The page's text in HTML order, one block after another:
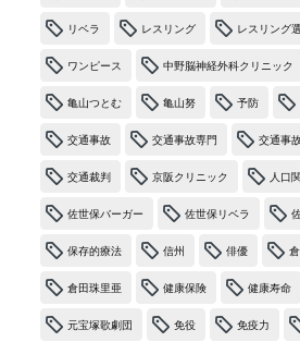
リベラ レスリング レスリング
ワンピース 中野脳神経外科クリニック
亀山つとむ 亀山努 予防
交通事故 交通事故専門 交通事
交通裁判 京阪クリニック 人口
佐世保バーガー 佐世保リベラ
保存的療法 信州 俳優
倉田珠里亜 健康保険 健康寿命
元宝塚歌劇団 免役 免疫力